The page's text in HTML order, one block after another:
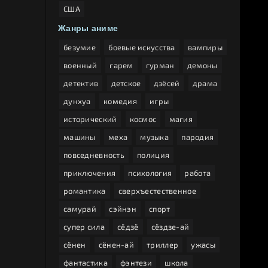
США
Жанры аниме
безумие
боевые искусства
вампиры
военный
гарем гурман
демоны
детектив
детское дзёсей
драма
дунхуа
комедия
игры
исторический
космос
магия
машины
меха музыка
пародия
повседневность
полиция
приключения
психология
работа
романтика
сверхъестественное
самурай
сэйнэн
спорт
супер сила
сёдзё
сёздзе-ай
сёнен
сёнен-ай триллер
ужасы
фантастика
фэнтези
школа